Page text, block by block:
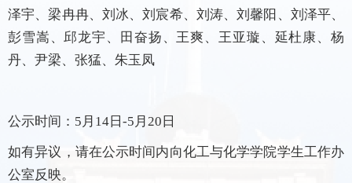
泽宇、梁冉冉、刘冰、刘宸希、刘涛、刘馨阳、刘泽平、
彭雪嵩、邱龙宇、田奋扬、王爽、王亚璇、延杜康、杨
丹、尹梁、张猛、朱玉凤
公示时间：5月14日-5月20日
如有异议，请在公示时间内向化工与化学学院学生工作办
公室反映。